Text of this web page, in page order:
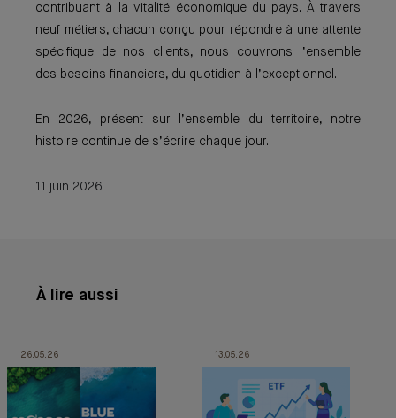
contribuant à la vitalité économique du pays. À travers
neuf métiers, chacun conçu pour répondre à une attente
spécifique de nos clients, nous couvrons l’ensemble
des besoins financiers, du quotidien à l’exceptionnel.
En 2026, présent sur l’ensemble du territoire, notre
histoire continue de s’écrire chaque jour.
11 juin 2026
À lire aussi
26.05.26 13.05.26